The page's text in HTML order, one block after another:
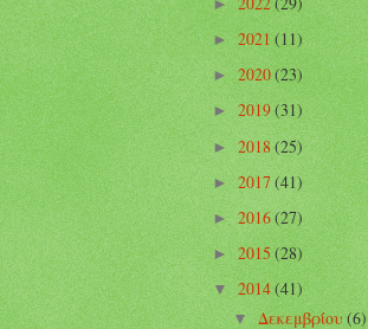
►
►2021(11)
►2020(23)
► 2019(31)
►2018(25)
►2017 (41)
► 2016(27)
► 2015(28)
▼2014(41)
▼Δεκεμβρίου(6)